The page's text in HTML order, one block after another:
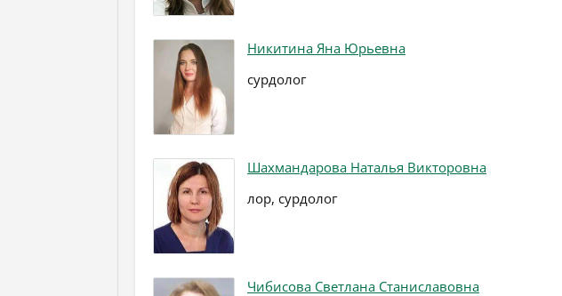
Никитина Яна Юрьевна
сурдолог
Шахмандарова Наталья Викторовна
лор, сурдолог
Чибисова Светлана Станиславовна